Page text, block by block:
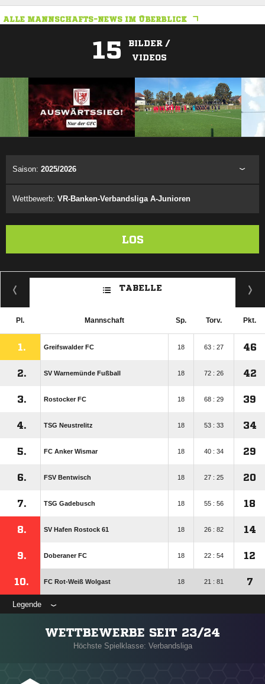
ALLE MANNSCHAFTS-NEWS IM ÜBERBLICK
15
BILDER /
VIDEOS
Saison: 2025/2026
Wettbewerb: VR-Banken-Verbandsliga A-Junioren
LOS
TABELLE
Pl. Mannschaft Sp. Torv. Pkt.
1. Greifswalder FC 18 63 : 27 46
2. SV Warnemünde Fußball 18 72 : 26 42
3. Rostocker FC 18 68 : 29 39
4. TSG Neustrelitz 18 53 : 33 34
5. FC Anker Wismar 18 40 : 34 29
6. FSV Bentwisch 18 27 : 25 20
7. TSG Gadebusch 18 55 : 56 18
8. SV Hafen Rostock 61 18 26 : 82 14
9. Doberaner FC 18 22 : 54 12
10. FC Rot-Weiß Wolgast 18 21 : 81 7
Legende
WETTBEWERBE SEIT 23/24
Höchste Spielklasse: Verbandsliga